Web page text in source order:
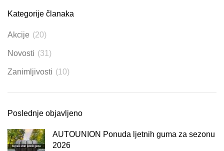
Kategorije članaka
Akcije (20)
Novosti (31)
Zanimljivosti (10)
Poslednje objavljeno
AUTOUNION Ponuda ljetnih guma za sezonu
2026